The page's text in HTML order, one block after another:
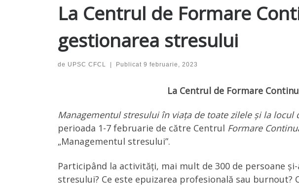
La Centrul de Formare
gestionarea stresului
de UPSC CFCL | Publicat 9 februarie, 2023
La Centrul de Formare
Managementul stresului în viața de toate zilele și la locul
perioada 1-7 februarie de către Centrul Formare
„Managementul stresului”.
Participând la activități, mai mult de 300 de persoane
stresului? Ce este epuizarea profesională sau burnout?